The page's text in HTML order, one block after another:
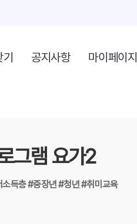
공지사항 마이페이지
그램 요가2
소득층#중장년#청년#취미교육